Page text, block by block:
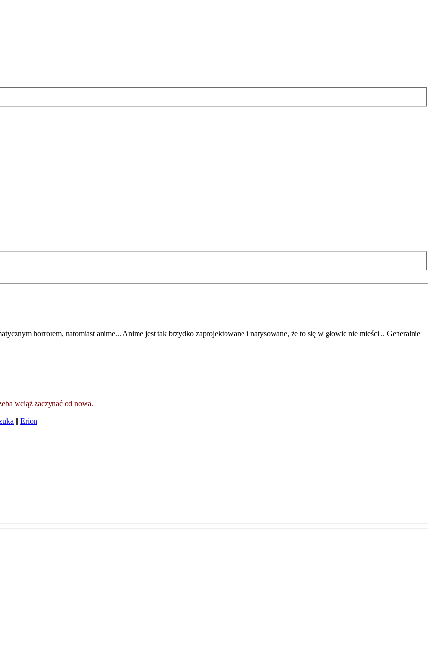
horrorem, natomiast anime... Anime jest tak brzydko zaprojektowane i narysowane, że to się w głowie nie mieści... Generalnie
wciąż zaczynać od nowa.
|| Erion